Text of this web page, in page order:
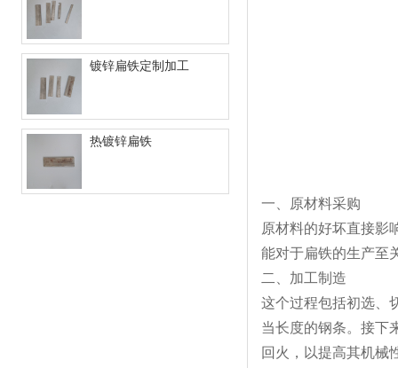
镀锌扁铁定制加工
热镀锌扁铁
一、原材料采购
原材料的好坏直接影
能对于扁铁的生产至
二、加工制造
这个过程包括初选、
当长度的钢条。接下
回火，以提高其机械